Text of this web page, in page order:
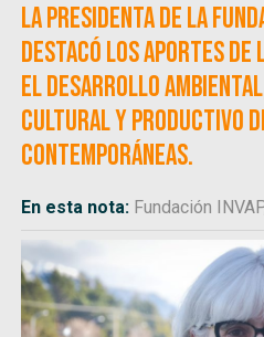
La presidenta de la
destacó los aportes de
el desarrollo
cultural y productivo
contemporáneas.
En esta nota: Fundación INVAP